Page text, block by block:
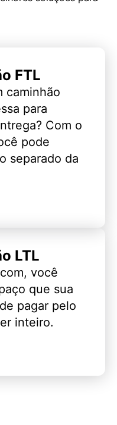
FTL
caminhão
para
Com o
pode
separado da
LTL
você
que sua
pagar pelo
inteiro.